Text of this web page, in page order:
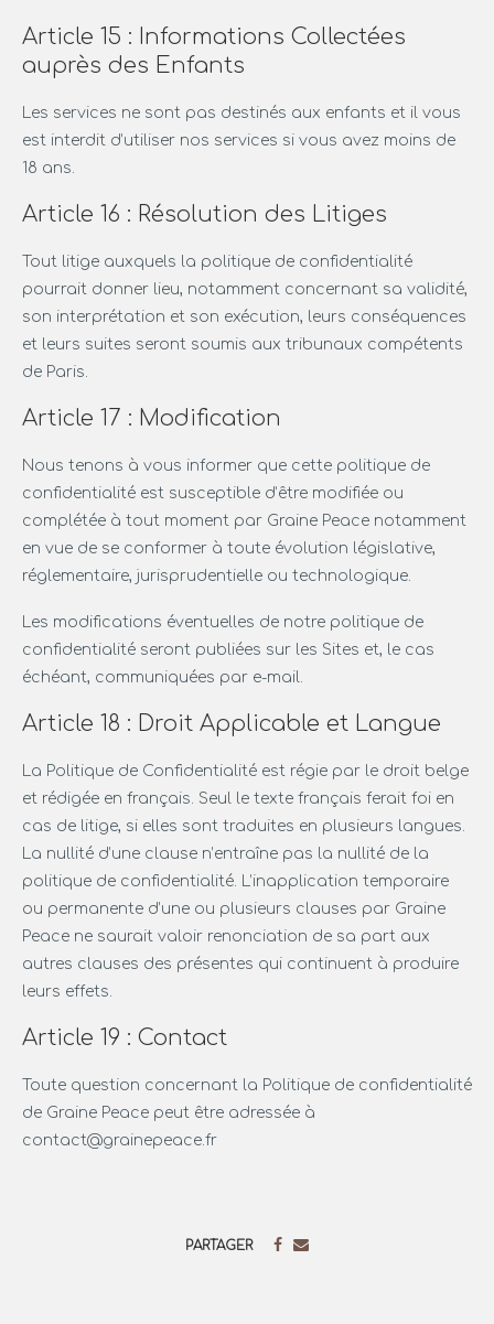
Article 15 : Informations Collectées
auprès des Enfants
Les services ne sont pas destinés aux enfants et il vous
est interdit d’utiliser nos services si vous avez moins de
18 ans.
Article 16 : Résolution des Litiges
Tout litige auxquels la politique de confidentialité
pourrait donner lieu, notamment concernant sa validité,
son interprétation et son exécution, leurs conséquences
et leurs suites seront soumis aux tribunaux compétents
de Paris.
Article 17 : Modification
Nous tenons à vous informer que cette politique de
confidentialité est susceptible d’être modifiée ou
complétée à tout moment par Graine Peace notamment
en vue de se conformer à toute évolution législative,
réglementaire, jurisprudentielle ou technologique.
Les modifications éventuelles de notre politique de
confidentialité seront publiées sur les Sites et, le cas
échéant, communiquées par e-mail.
Article 18 : Droit Applicable et Langue
La Politique de Confidentialité est régie par le droit belge
et rédigée en français. Seul le texte français ferait foi en
cas de litige, si elles sont traduites en plusieurs langues.
La nullité d’une clause n’entraîne pas la nullité de la
politique de confidentialité. L’inapplication temporaire
ou permanente d’une ou plusieurs clauses par Graine
Peace ne saurait valoir renonciation de sa part aux
autres clauses des présentes qui continuent à produire
leurs effets.
Article 19 : Contact
Toute question concernant la Politique de confidentialité
de Graine Peace peut être adressée à
contact@grainepeace.fr
PARTAGER